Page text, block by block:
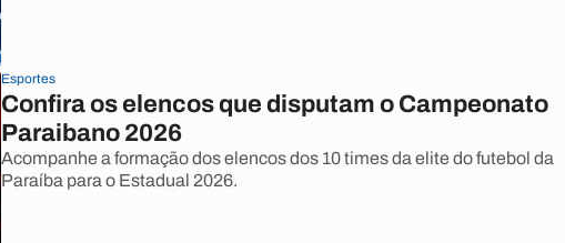
Esportes
Confira os elencos que disputam o Campeonato
Paraibano 2026
Acompanhe a formação dos elencos dos 10 times da elite do futebol da
Paraíba para o Estadual 2026.